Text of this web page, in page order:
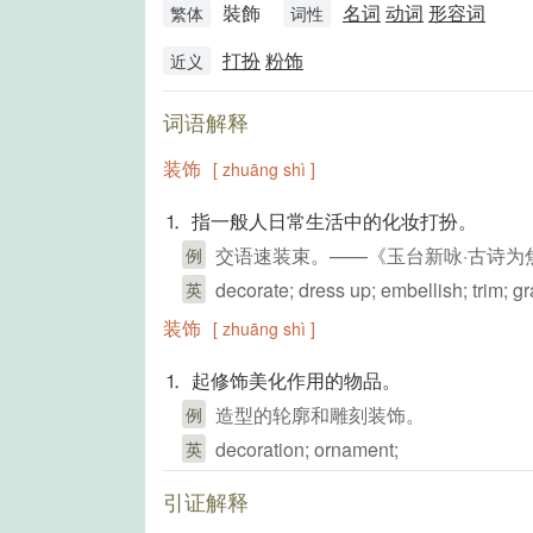
繁体 裝飾 词性 名词 动词 形容词
近义 打扮粉饰
词语解释
装饰 [ zhuāng shì ]
⒈ 指一般人日常生活中的化妆打扮。
例 交语速装束。——《玉台新咏·古诗为
英 decorate; dress up; embellish; trim;
装饰 [ zhuāng shì ]
⒈ 起修饰美化作用的物品。
例 造型的轮廓和雕刻装饰。
英 decoration; ornament;
引证解释